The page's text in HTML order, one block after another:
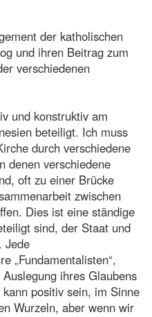
der katholischen
und ihren Beitrag zum
verschiedenen
und konstruktiv am
beteiligt. Ich muss
durch verschiedene
denen verschiedene
oft zu einer Brücke
zwischen
Dies ist eine ständige
sind, der Staat und
Jede
„Fundamentalisten“,
ihres Glaubens
positiv sein, im Sinne
Wurzeln, aber wenn wir